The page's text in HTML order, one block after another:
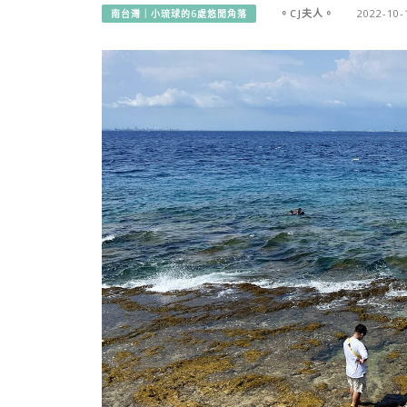
南台灣｜小琉球的6處悠閒角落 。CJ夫人。 2022-10-